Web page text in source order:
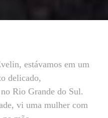
estávamos em um
delicado,
Rio Grande do Sul.
vi uma mulher com